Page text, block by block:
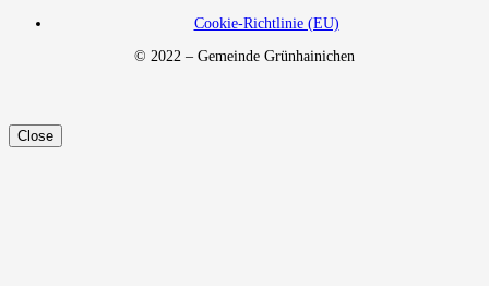
Cookie-Richtlinie (EU)
© 2022 – Gemeinde Grünhainichen
Close